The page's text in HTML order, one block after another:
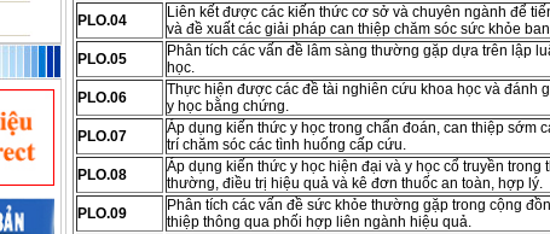
PLO.04
Liên kết được các kiến thức cơ sở và chuyên ngành để
và đề xuất các giải pháp can thiệp chăm sóc sức khỏe
PLO.05
Phân tích các vấn đề lâm sàng thường gặp dựa trên lập
học.
PLO.06
Thực hiện được các đề tài nghiên cứu khoa học và đánh
y học bằng chứng.
PLO.07
Áp dụng kiến thức y học trong chẩn đoán, can thiệp sớm
trí chăm sóc các tình huống cấp cứu.
PLO.08
Áp dụng kiến thức y học hiện đại và y học cổ truyền trong
thường, điều trị hiệu quả và kê đơn thuốc an toàn, hợp lý.
PLO.09
Phân tích các vấn đề sức khỏe thường gặp trong cộng
thiệp thông qua phối hợp liên ngành hiệu quả.